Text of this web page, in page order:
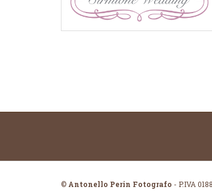
© Antonello Perin Fotografo - P.IVA